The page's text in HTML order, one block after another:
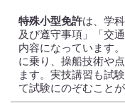
特殊小型免許は、学
及び遵守事項」「交
内容になっています
に乗り、操船技術や
ます。実技講習も試
て試験にのぞむことが